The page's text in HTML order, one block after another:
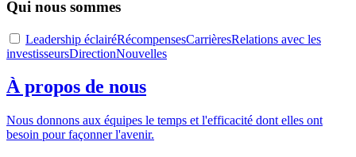
Qui nous sommes
Leadership éclairéRécompensesCarrièresRelations avec les
investisseursDirectionNouvelles
À propos de nous
Nous donnons aux équipes le temps et l'efficacité dont elles ont
besoin pour façonner l'avenir.